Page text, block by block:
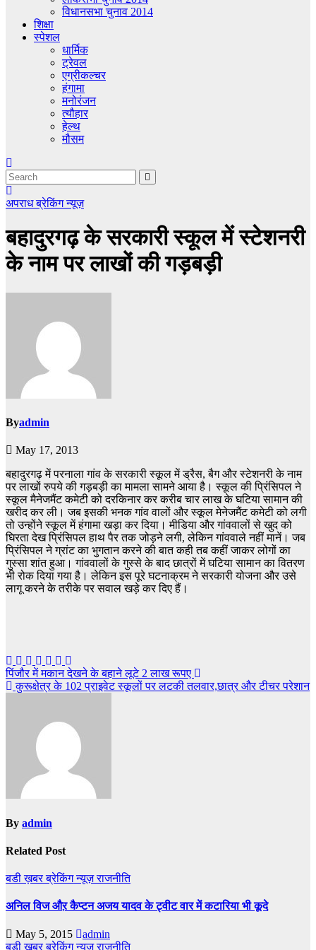
विधानसभा चुनाव 2014
शिक्षा
स्पेशल
धार्मिक
ट्रेवल
एग्रीकल्चर
हंगामा
मनोरंजन
त्यौहार
हेल्थ
मौसम
अपराधब्रेकिंग न्यूज़
बहादुरगढ़ के सरकारी स्कूल में स्टेशनरी
के नाम पर लाखों की गड़बड़ी
Byadmin
May 17, 2013
बहादुरगढ़ में परनाला गांव के सरकारी स्कूल में ड्रैस, बैग और स्टेशनरी के नाम
पर लाखों रुपये की गड़बड़ी का मामला सामने आया है। स्कूल की प्रिंसिपल ने
स्कूल मैनेजमैंट कमेटी को दरकिनार कर करीब चार लाख के घटिया सामान की
खरीद कर ली। जब इसकी भनक गांव वालों और स्कूल मेनेजमैंट कमेटी को लगी
तो उन्होंने स्कूल में हंगामा खड़ा कर दिया। मीडिया और गांववालों से खुद को
घिरता देख प्रिंसिपल हाथ पैर तक जोड़ने लगी, लेकिन गांववाले नहीं मानें। जब
प्रिंसिपल ने ग्रांट का भुगतान करने की बात कही तब कहीं जाकर लोगों का
गुस्सा शांत हुआ। गांववालों के गुस्से के बाद छात्रों में घटिया सामान का वितरण
भी रोक दिया गया है। लेकिन इस पूरे घटनाक्रम ने सरकारी योजना और उसे
लागू करने के तरीके पर सवाल खड़े कर दिए हैं।
Post
navigation
पिंजौर में मकान देखने के बहाने लूटे 2 लाख रूपए
कुरूक्षेत्र के 102 प्राइवेट स्कूलों पर लटकी तलवार,छात्र और टीचर परेशान
By admin
Related Post
बडी ख़बरब्रेकिंग न्यूज़राजनीति
अनिल विज औऱ कैप्टन अजय यादव के ट्वीट वार में कटारिया भी कूदे
May 5, 2015
admin
बडी ख़बरब्रेकिंग न्यूज़राजनीति